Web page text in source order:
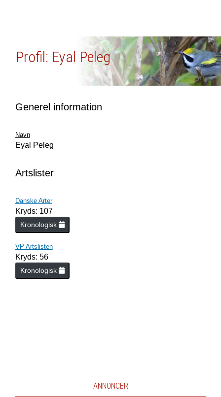
Profil: Eyal Peleg
Generel information
Navn
Eyal Peleg
Artslister
Danske Arter
Kryds: 107
Kronologisk
VP Artslisten
Kryds: 56
Kronologisk
ANNONCER